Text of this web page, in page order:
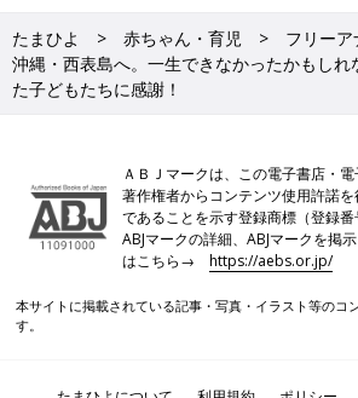
たまひよ 赤ちゃん・育児
フリー
沖縄・西表島へ。一生できなかったかもし
た子どもたちに感謝！
ＡＢＪマークは、この電子書店・電
著作権者からコンテンツ使用許諾
であることを示す登録商標（登録番
ABJマークの詳細、ABJマークを掲
はこちら→https://aebs.or.jp/
本サイトに掲載されている記事・写真・イラスト等のコ
す。